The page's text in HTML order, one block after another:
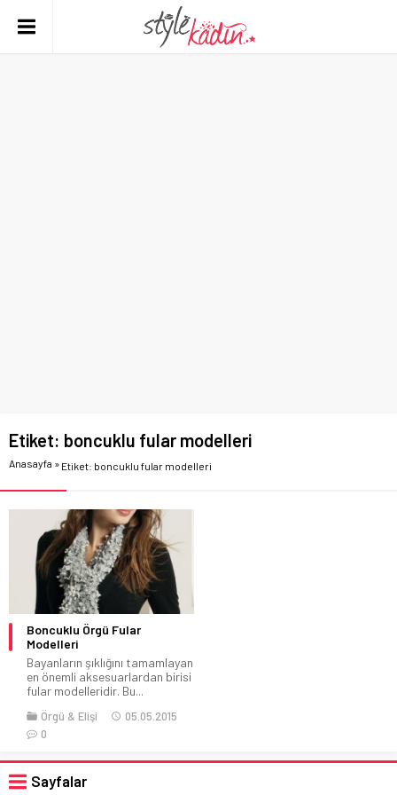
Etiket: boncuklu fular modelleri
Anasayfa » Etiket: boncuklu fular modelleri
Boncuklu Örgü Fular
Modelleri
Bayanların şıklığını tamamlayan
en önemli aksesuarlardan birisi
fular modelleridir. Bu...
Örgü & Elişi
05.05.2015
0
Sayfalar